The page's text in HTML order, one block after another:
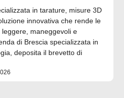
in tarature, misure 3D
innovativa che rende le
maneggevoli e
di Brescia specializzata in
deposita il brevetto di